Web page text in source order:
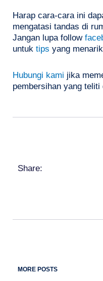
Harap cara-cara ini
mengatasi tandas di
Jangan lupa follow
untuk tips yang
Hubungi kami jika
pembersihan yang
Share:
MORE POSTS